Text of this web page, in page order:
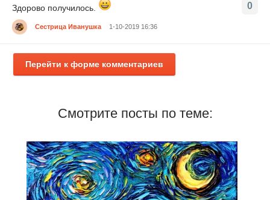
0
Здорово получилось.
Сестрица Иванушка 1-10-2019 16:36
Перейти к форме комментариев
Смотрите посты по теме: